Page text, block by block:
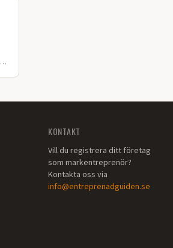
KONTAKT
Vill du registrera ditt företag
som markentreprenör?
Kontakta oss via
info@entreprenadguiden.se